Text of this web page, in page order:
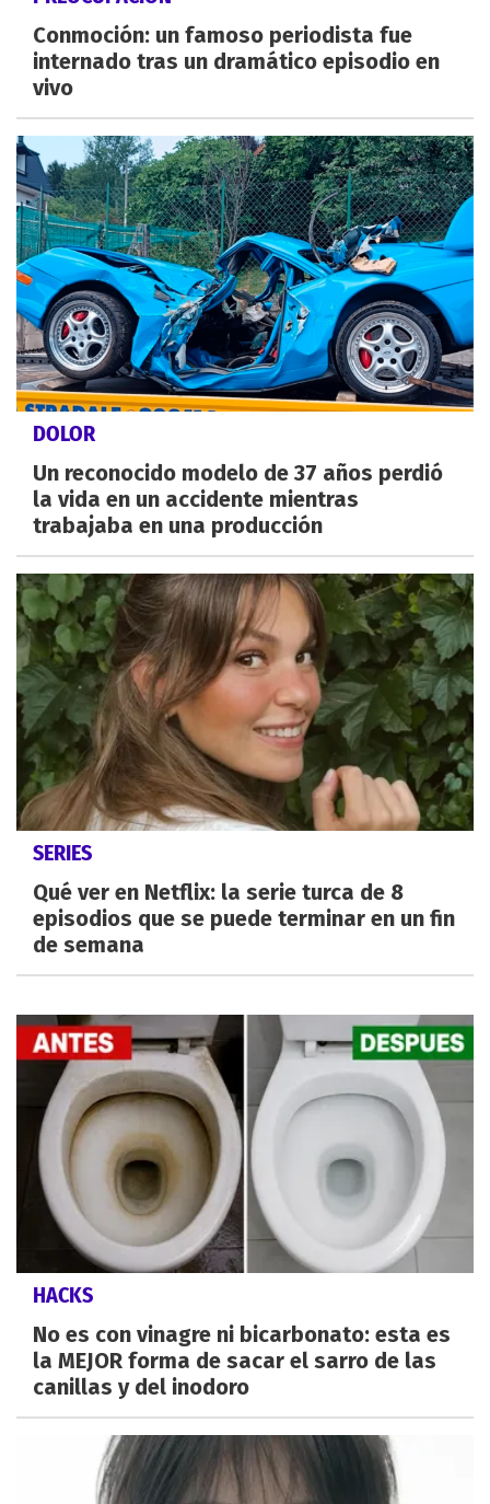
Conmoción: un famoso periodista fue
internado tras un dramático episodio en
vivo
DOLOR
Un reconocido modelo de 37 años perdió
la vida en un accidente mientras
trabajaba en una producción
SERIES
Qué ver en Netflix: la serie turca de 8
episodios que se puede terminar en un fin
de semana
HACKS
No es con vinagre ni bicarbonato: esta es
la MEJOR forma de sacar el sarro de las
canillas y del inodoro